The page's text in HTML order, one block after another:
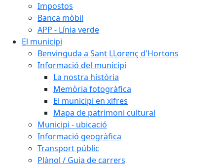
Impostos
Banca mòbil
APP - Línia verde
El municipi
Benvinguda a Sant LLorenç d'Hortons
Informació del municipi
La nostra història
Memòria fotogràfica
El municipi en xifres
Mapa de patrimoni cultural
Municipi - ubicació
Informació geogràfica
Transport públic
Plànol / Guia de carrers